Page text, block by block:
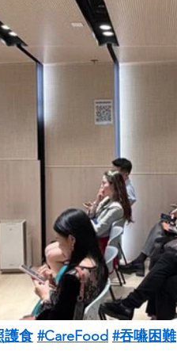
護食 #CareFood #吞嚥困難